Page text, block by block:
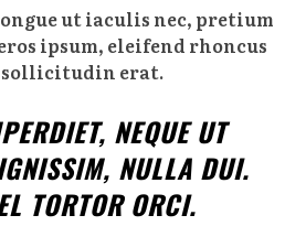
ut iaculis nec, pretium
ipsum, eleifend rhoncus
sollicitudin erat.
NEQUE UT
NULLA DUI.
TORTOR ORCI.